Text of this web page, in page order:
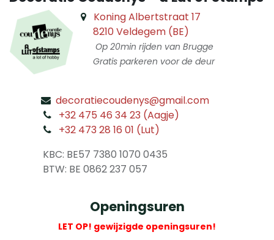
Koning Albertstraat 17
8210 Veldegem (BE)
Op 20min rijden van Brugge
Gratis parkeren voor de deur
decoratiecoudenys@gmail.com
+32 475 46 34 23 (Aagje)
+32 473 28 16 01 (Lut)
KBC: BE57 7380 1070 0435
​ BTW: BE 0862 237 057
Openingsuren
LET OP! gewijzigde openingsuren!